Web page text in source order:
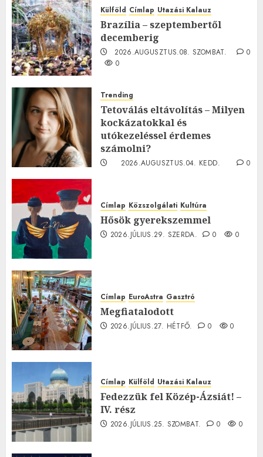
Külföld Címlap Utazási Kalauz
Brazília – szeptembertől
decemberig
2026.AUGUSZTUS.08. SZOMBAT.
0
0
Trending
Tetoválás eltávolítás – Milyen
kockázatokkal és
utókezeléssel érdemes
számolni?
2026.AUGUSZTUS.04. KEDD.
0
Címlap Közszolgálati Kultúra
Hősök gyerekszemmel
2026.JÚLIUS.29. SZERDA. 0 0
Címlap EuroAstra Gasztró
Megfiatalodott
2026.JÚLIUS.27. HÉTFŐ. 0 0
Címlap Külföld Utazási Kalauz
Fedezzük fel Közép-Ázsiát! –
IV. rész
2026.JÚLIUS.25. SZOMBAT. 0 0